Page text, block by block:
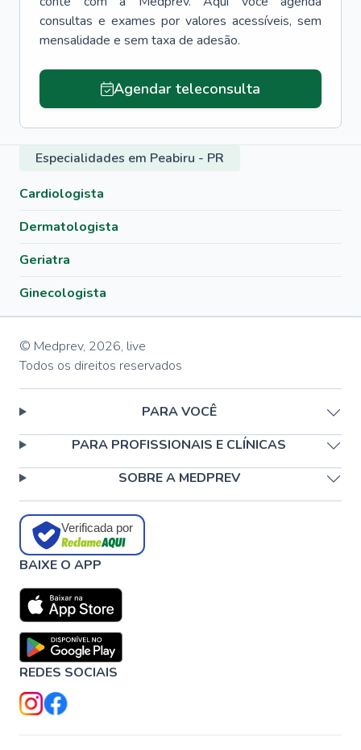
consultas e exames por valores acessíveis, sem
mensalidade e sem taxa de adesão.
Agendar teleconsulta
Especialidades em Peabiru - PR
Cardiologista
Dermatologista
Geriatra
Ginecologista
© Medprev, 2026, live
Todos os direitos reservados
PARA VOCÊ
PARA PROFISSIONAIS E CLÍNICAS
SOBRE A MEDPREV
Verificada por
BAIXE O APP
REDES SOCIAIS